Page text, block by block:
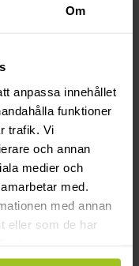
Om
anpassa innehållet
funktioner
trafik. Vi
och annan
medier och
med.
med annan
eller som de har
Rose
pearl bracelet -
349 kr
kr
ett hållbart